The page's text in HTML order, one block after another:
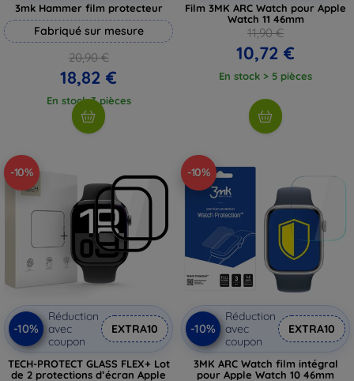
3mk Hammer film protecteur
Fabriqué sur mesure
20,90 €
18,82 €
En stock 3 pièces
Film 3MK ARC Watch pour Apple
Watch 11 46mm
11,90 €
10,72 €
En stock > 5 pièces
-10%
-10%
Réduction
avec
coupon
EXTRA10
TECH-PROTECT GLASS FLEX+ Lot
de 2 protections d’écran Apple
-10%
-10%
Réduction
avec
coupon
EXTRA10
3MK ARC Watch film intégral
pour Apple Watch 10 46mm